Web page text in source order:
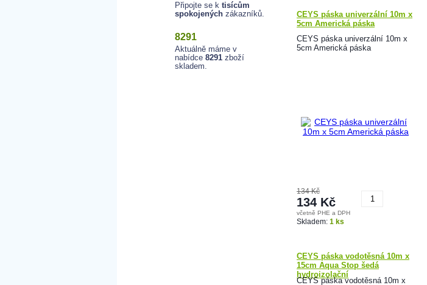
Připojte se k tisícům
spokojených zákazníků.
8291
Aktuálně máme v
nabídce 8291 zboží
skladem.
CEYS páska univerzální 10m x
5cm Americká páska
CEYS páska univerzální 10m x
5cm Americká páska
134 Kč
134 Kč
včetně PHE a DPH
Skladem: 1 ks
CEYS páska vodotěsná 10m x
15cm Aqua Stop šedá
hydroizolační
CEYS páska vodotěsná 10m x